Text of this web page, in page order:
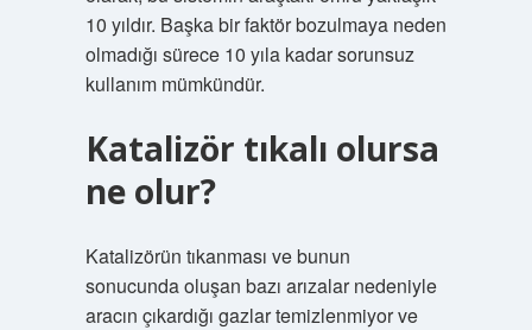
10 yıldır. Başka bir faktör bozulmaya neden
olmadığı sürece 10 yıla kadar sorunsuz
kullanım mümkündür.
Katalizör tıkalı olursa
ne olur?
Katalizörün tıkanması ve bunun
sonucunda oluşan bazı arızalar nedeniyle
aracın çıkardığı gazlar temizlenmiyor ve